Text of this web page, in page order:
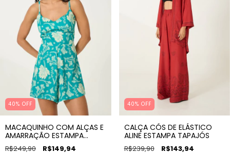
40% OFF
MACAQUINHO COM ALÇAS E
AMARRAÇÃO ESTAMPA
VITÓRIA
R$249,90 R$149,94
40% OFF
CALÇA CÓS DE ELÁSTICO
ALINE ESTAMPA TAPAJÓS
R$239,90 R$143,94